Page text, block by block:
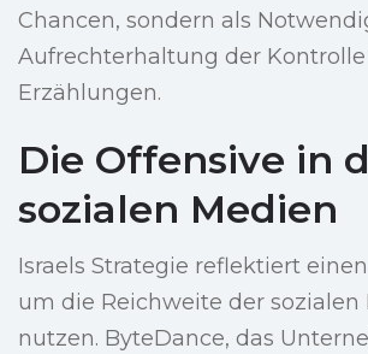
Chancen, sondern als
Aufrechterhaltung der
Erzählungen.
Die Offensive in
sozialen Medien
Israels Strategie reflektiert
um die Reichweite der sozialen
nutzen. ByteDance, das